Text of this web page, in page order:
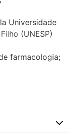
Universidade
(UNESP)
farmacologia;